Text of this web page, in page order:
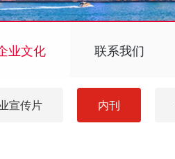
业文化 联系我们
宣传片 内刊